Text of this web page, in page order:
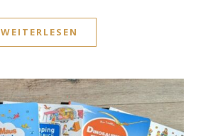
WEITERLESEN